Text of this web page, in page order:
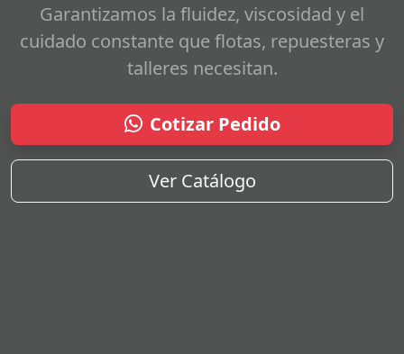
Garantizamos la fluidez, viscosidad y el
cuidado constante que flotas, repuesteras y
talleres necesitan.
Cotizar Pedido
Ver Catálogo